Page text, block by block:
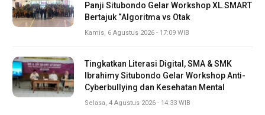
Panji Situbondo Gelar Workshop XL.SMART
Bertajuk “Algoritma vs Otak
Kamis, 6 Agustus 2026 - 17:09 WIB
Tingkatkan Literasi Digital, SMA & SMK
Ibrahimy Situbondo Gelar Workshop Anti-
Cyberbullying dan Kesehatan Mental
Selasa, 4 Agustus 2026 - 14:33 WIB